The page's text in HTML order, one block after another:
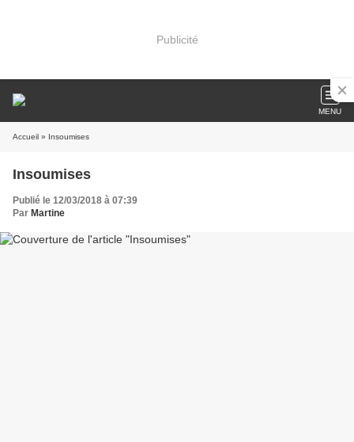
Publicité
MENU
Accueil » Insoumises
Insoumises
Publié le 12/03/2018 à 07:39
Par Martine